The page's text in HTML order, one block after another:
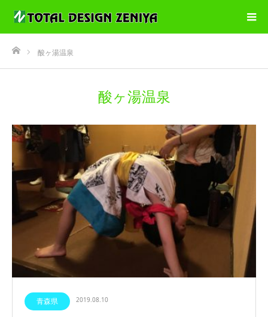
ホーム
酸ヶ湯温泉
酸ヶ湯温泉
青森県 2019.08.10